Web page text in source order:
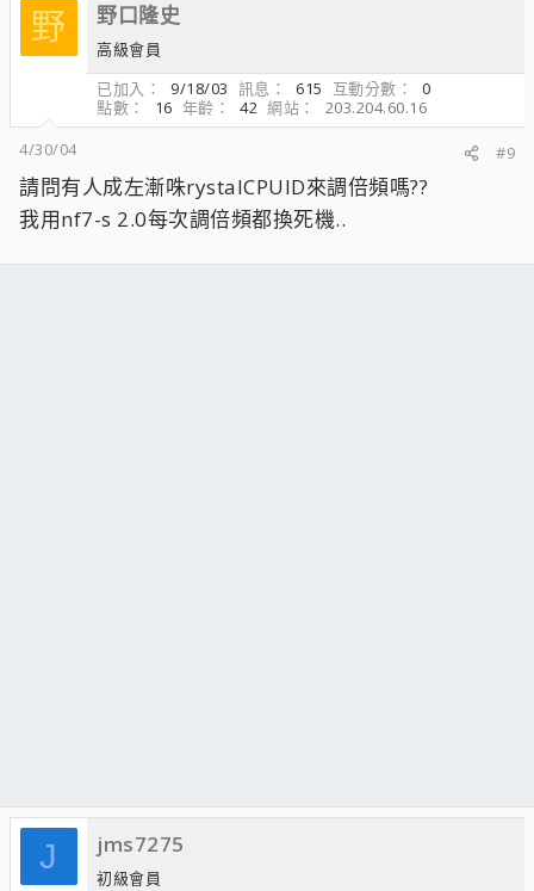
野 野口隆史
高級會員
已加入
9/18/03 訊息 615 互動分數
0
點數
16 年齡 42 網站
203.204.60.16
4/30/04
#9
請問有人成左漸咮rystalCPUID來調倍頻嗎??
我用nf7-s 2.0每次調倍頻都換死機..
J jms7275
初級會員